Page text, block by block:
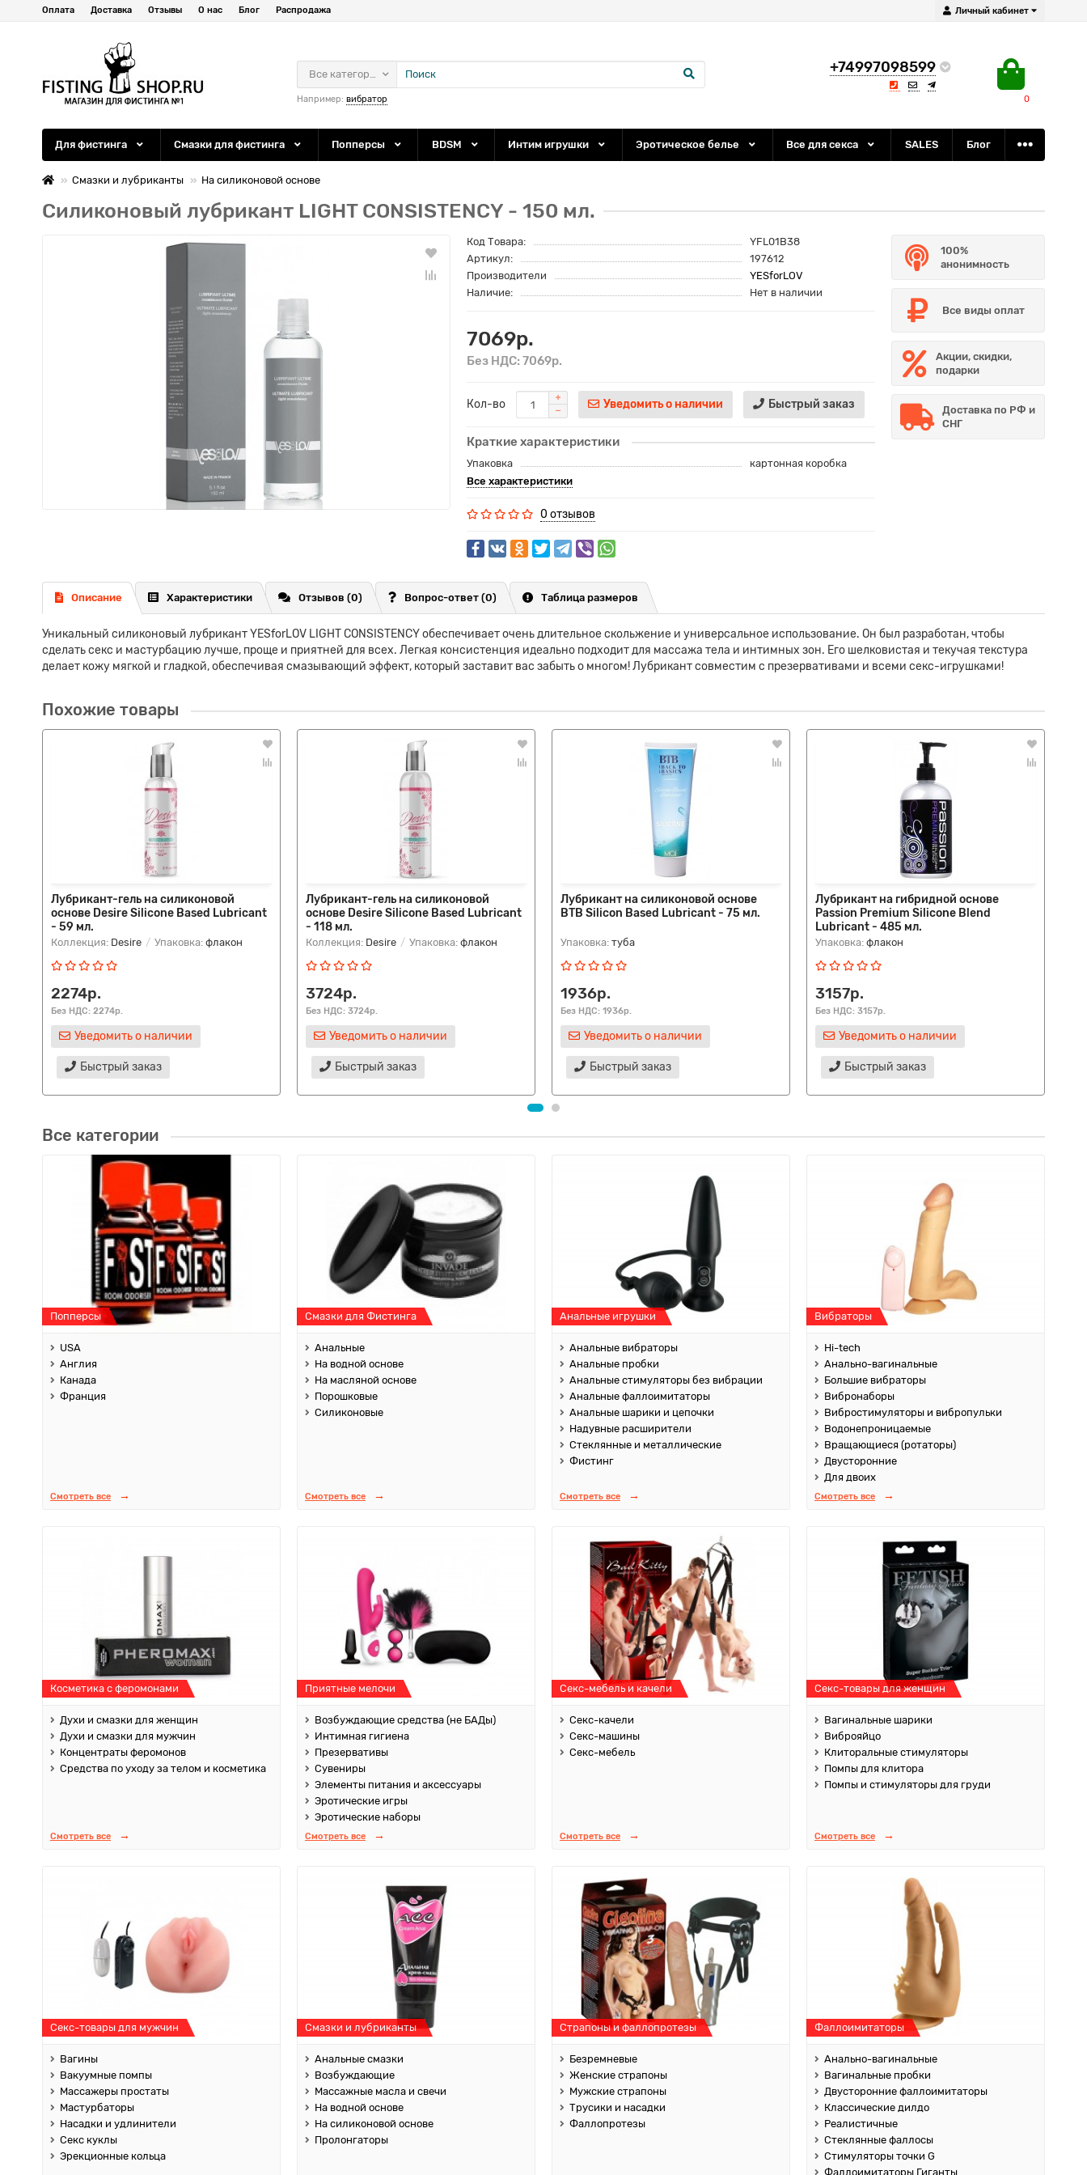
Личный кабинет
Оплата Доставка Отзывы О нас Блог Распродажа
+74997098599
0
Все категории
Например: вибратор
Для фистинга Смазки для фистинга Попперсы BDSM Интим игрушки Эротическое белье Все для секса SALES Блог
Смазки и лубриканты На силиконовой основе
Силиконовый лубрикант LIGHT CONSISTENCY - 150 мл.
Код Товара:
YFL01B38
Артикул:
197612
Производители
YESforLOV
Наличие:
Нет в наличии
7069р.
Без НДС: 7069р.
Кол-во Уведомить о наличии Быстрый заказ
Краткие характеристики
Упаковка
картонная коробка
Все характеристики
0 отзывов
100%
анонимность
Все виды оплат
Акции, скидки,
подарки
Доставка по РФ и
СНГ
Описание Характеристики Отзывов (0) Вопрос-ответ (0) Таблица размеров
Уникальный силиконовый лубрикант YESforLOV LIGHT CONSISTENCY обеспечивает очень длительное скольжение и универсальное использование. Он был разработан, чтобы
сделать секс и мастурбацию лучше, проще и приятней для всех. Легкая консистенция идеально подходит для массажа тела и интимных зон. Его шелковистая и текучая текстура
делает кожу мягкой и гладкой, обеспечивая смазывающий эффект, который заставит вас забыть о многом! Лубрикант совместим с презервативами и всеми секс-игрушками!
Похожие товары
Лубрикант-гель на силиконовой
основе Desire Silicone Based Lubricant
- 59 мл.
Коллекция: Desire Упаковка: флакон
2274р.
Без НДС: 2274р.
Уведомить о наличии
Быстрый заказ
Лубрикант-гель на силиконовой
основе Desire Silicone Based Lubricant
- 118 мл.
Коллекция: Desire Упаковка: флакон
3724р.
Без НДС: 3724р.
Уведомить о наличии
Быстрый заказ
Лубрикант на силиконовой основе
BTB Silicon Based Lubricant - 75 мл.
Упаковка: туба
1936р.
Без НДС: 1936р.
Уведомить о наличии
Быстрый заказ
Лубрикант на гибридной основе
Passion Premium Silicone Blend
Lubricant - 485 мл.
Упаковка: флакон
3157р.
Без НДС: 3157р.
Уведомить о наличии
Быстрый заказ
Все категории
Попперсы
USA
Англия
Канада
Франция
Смотреть все
Смазки для Фистинга
Анальные
На водной основе
На масляной основе
Порошковые
Силиконовые
Смотреть все
Анальные игрушки
Анальные вибраторы
Анальные пробки
Анальные стимуляторы без вибрации
Анальные фаллоимитаторы
Анальные шарики и цепочки
Надувные расширители
Стеклянные и металлические
Фистинг
Смотреть все
Вибраторы
Hi-tech
Анально-вагинальные
Большие вибраторы
Вибронаборы
Вибростимуляторы и вибропульки
Водонепроницаемые
Вращающиеся (ротаторы)
Двусторонние
Для двоих
Смотреть все
Косметика с феромонами
Духи и смазки для женщин
Духи и смазки для мужчин
Концентраты феромонов
Средства по уходу за телом и косметика
Смотреть все
Приятные мелочи
Возбуждающие средства (не БАДы)
Интимная гигиена
Презервативы
Сувениры
Элементы питания и аксессуары
Эротические игры
Эротические наборы
Смотреть все
Секс-мебель и качели
Секс-качели
Секс-машины
Секс-мебель
Смотреть все
Секс-товары для женщин
Вагинальные шарики
Виброяйцо
Клиторальные стимуляторы
Помпы для клитора
Помпы и стимуляторы для груди
Смотреть все
Секс-товары для мужчин
Вагины
Вакуумные помпы
Массажеры простаты
Мастурбаторы
Насадки и удлинители
Секс куклы
Эрекционные кольца
Смазки и лубриканты
Анальные смазки
Возбуждающие
Массажные масла и свечи
На водной основе
На силиконовой основе
Пролонгаторы
Страпоны и фаллопротезы
Безремневые
Женские страпоны
Мужские страпоны
Трусики и насадки
Фаллопротезы
Фаллоимитаторы
Анально-вагинальные
Вагинальные пробки
Двусторонние фаллоимитаторы
Классические дилдо
Реалистичные
Стеклянные фаллосы
Стимуляторы точки G
Фаллоимитаторы Гиганты